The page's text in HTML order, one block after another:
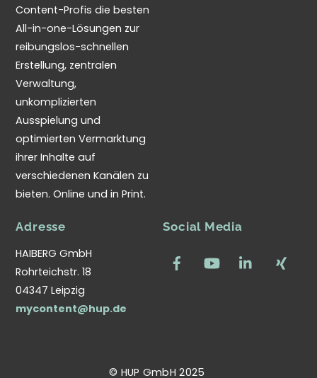
Content-Profis die besten
All-in-one-Lösungen zur
reibungslos-schnellen
Erstellung, zentralen
Verwaltung,
unkomplizierten
Ausspielung und
optimierten Vermarktung
ihrer Inhalte auf
verschiedenen Kanälen zu
bieten. Online und in Print.
Adresse
HAIBERG GmbH
Rohrteichstr. 18
04347 Leipzig
mycontent@hup.de
Social Media
© HUP GmbH 2025